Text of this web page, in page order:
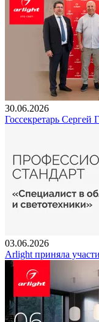
30.06.2026
Госсекретарь Сергей
03.06.2026
Arlight приняла